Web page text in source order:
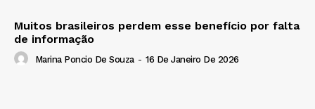
Muitos brasileiros perdem esse benefício por falta
de informação
Marina Poncio De Souza - 16 De Janeiro De 2026